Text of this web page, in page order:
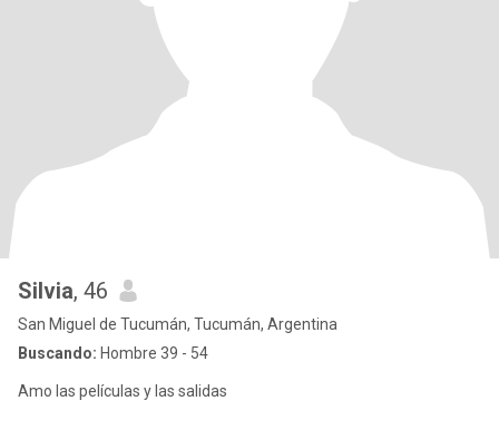
Silvia, 46
San Miguel de Tucumán, Tucumán, Argentina
Buscando: Hombre 39 - 54
Amo las películas y las salidas